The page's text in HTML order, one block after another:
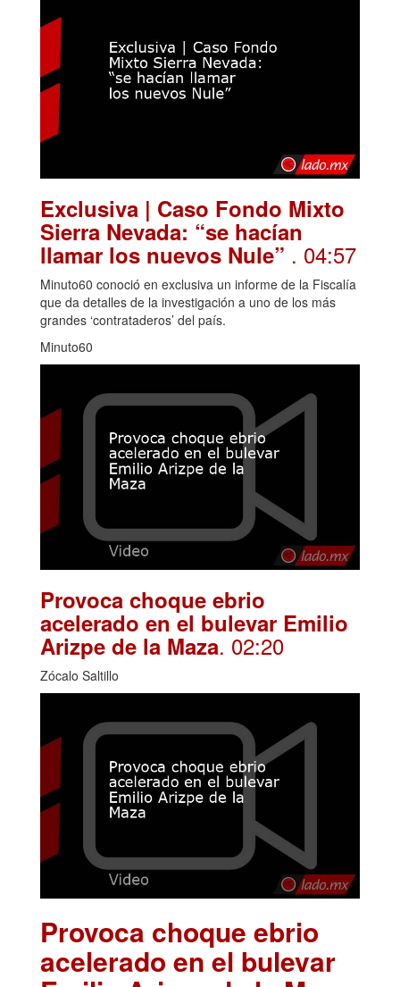
Exclusiva | Caso Fondo Mixto
Sierra Nevada: “se hacían
llamar los nuevos Nule” . 04:57
Minuto60 conoció en exclusiva un informe de la Fiscalía
que da detalles de la investigación a uno de los más
grandes ‘contrataderos’ del país.
Minuto60
Provoca choque ebrio
acelerado en el bulevar Emilio
Arizpe de la Maza. 02:20
Zócalo Saltillo
Provoca choque ebrio
acelerado en el bulevar